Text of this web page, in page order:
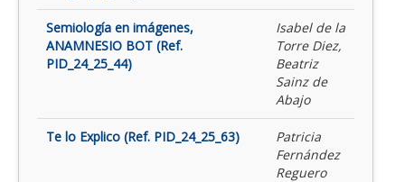
Semiología en imágenes,
ANAMNESIO BOT (Ref.
PID_24_25_44)
Isabel de la
Torre Diez,
Beatriz
Sainz de
Abajo
Te lo Explico (Ref. PID_24_25_63)
Patricia
Fernández
Reguero